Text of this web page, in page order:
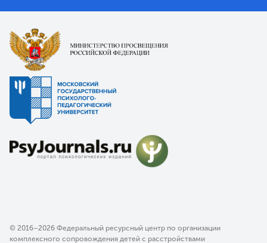
© 2016–2026 Федеральный ресурсный центр по организации
комплексного сопровождения детей с расстройствами